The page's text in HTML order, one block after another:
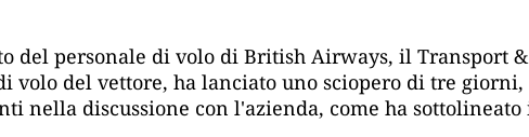
del personale di volo di British Airways, il Transport
del vettore, ha lanciato uno sciopero di tre giorni,
nella discussione con l'azienda, come ha